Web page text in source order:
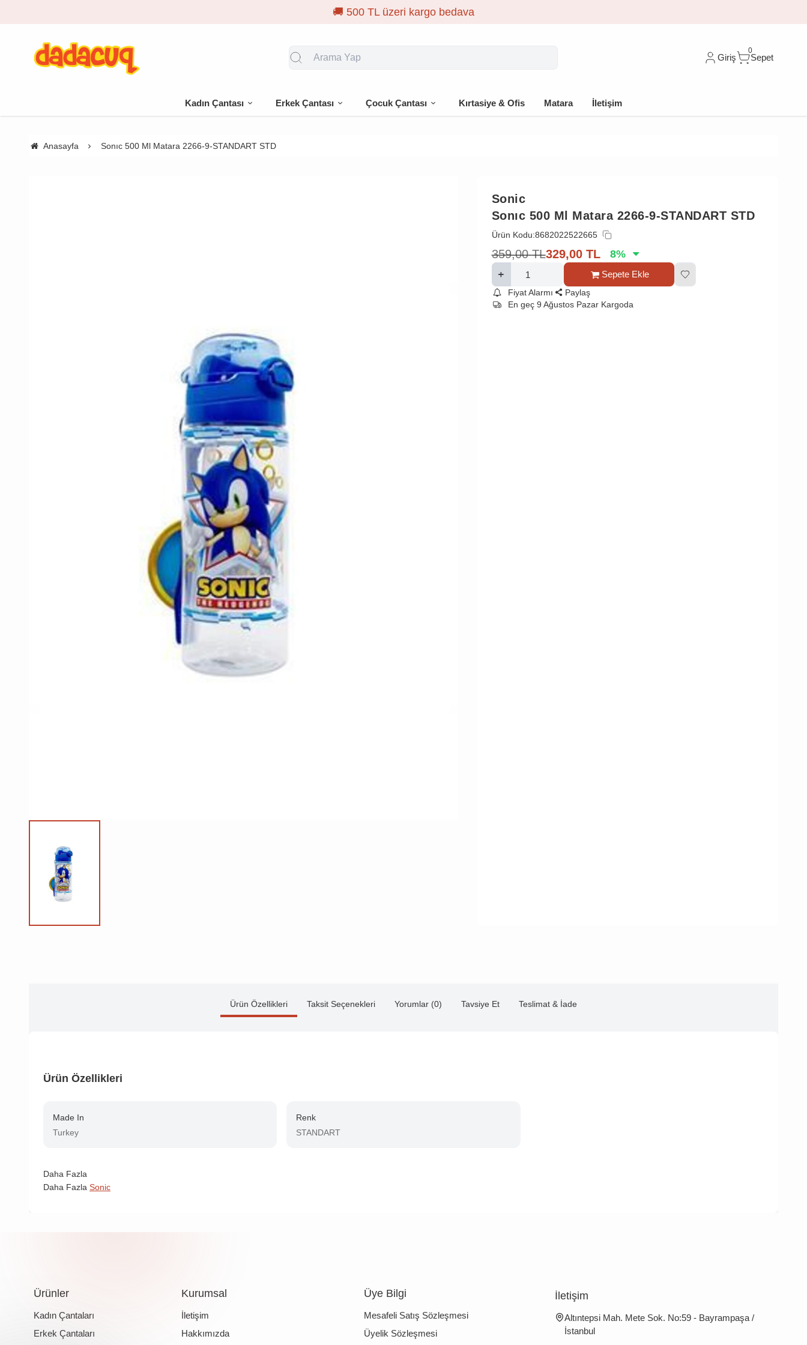
Giriş
0
Sepet
Kadın Çantası Erkek Çantası Çocuk Çantası Kırtasiye & Ofis Matara İletişim
Anasayfa Sonıc 500 Ml Matara 2266-9-STANDART STD
Sonic
Sonıc 500 Ml Matara 2266-9-STANDART STD
Ürün Kodu:8682022522665
359,00 TL329,00 TL 8%
Sepete Ekle
Fiyat Alarmı
Paylaş
En geç 9 Ağustos Pazar Kargoda
Ürün Özellikleri Taksit Seçenekleri Yorumlar (0) Tavsiye Et Teslimat & İade
Ürün Özellikleri
Made In
Turkey
Renk
STANDART
Daha Fazla
Daha Fazla Sonic
Ürünler
Kadın Çantaları
Erkek Çantaları
Kurumsal
İletişim
Hakkımızda
Üye Bilgi
Mesafeli Satış Sözleşmesi
Üyelik Sözleşmesi
İletişim
Altıntepsi Mah. Mete Sok. No:59 - Bayrampaşa /
İstanbul